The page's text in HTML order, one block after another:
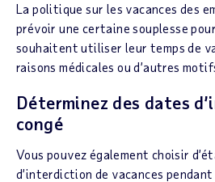
La politique sur les vacances des
prévoir une certaine souplesse
souhaitent utiliser leur temps de
raisons médicales ou d’autres
Déterminez des dates
congé
Vous pouvez également choisir
d’interdiction de vacances